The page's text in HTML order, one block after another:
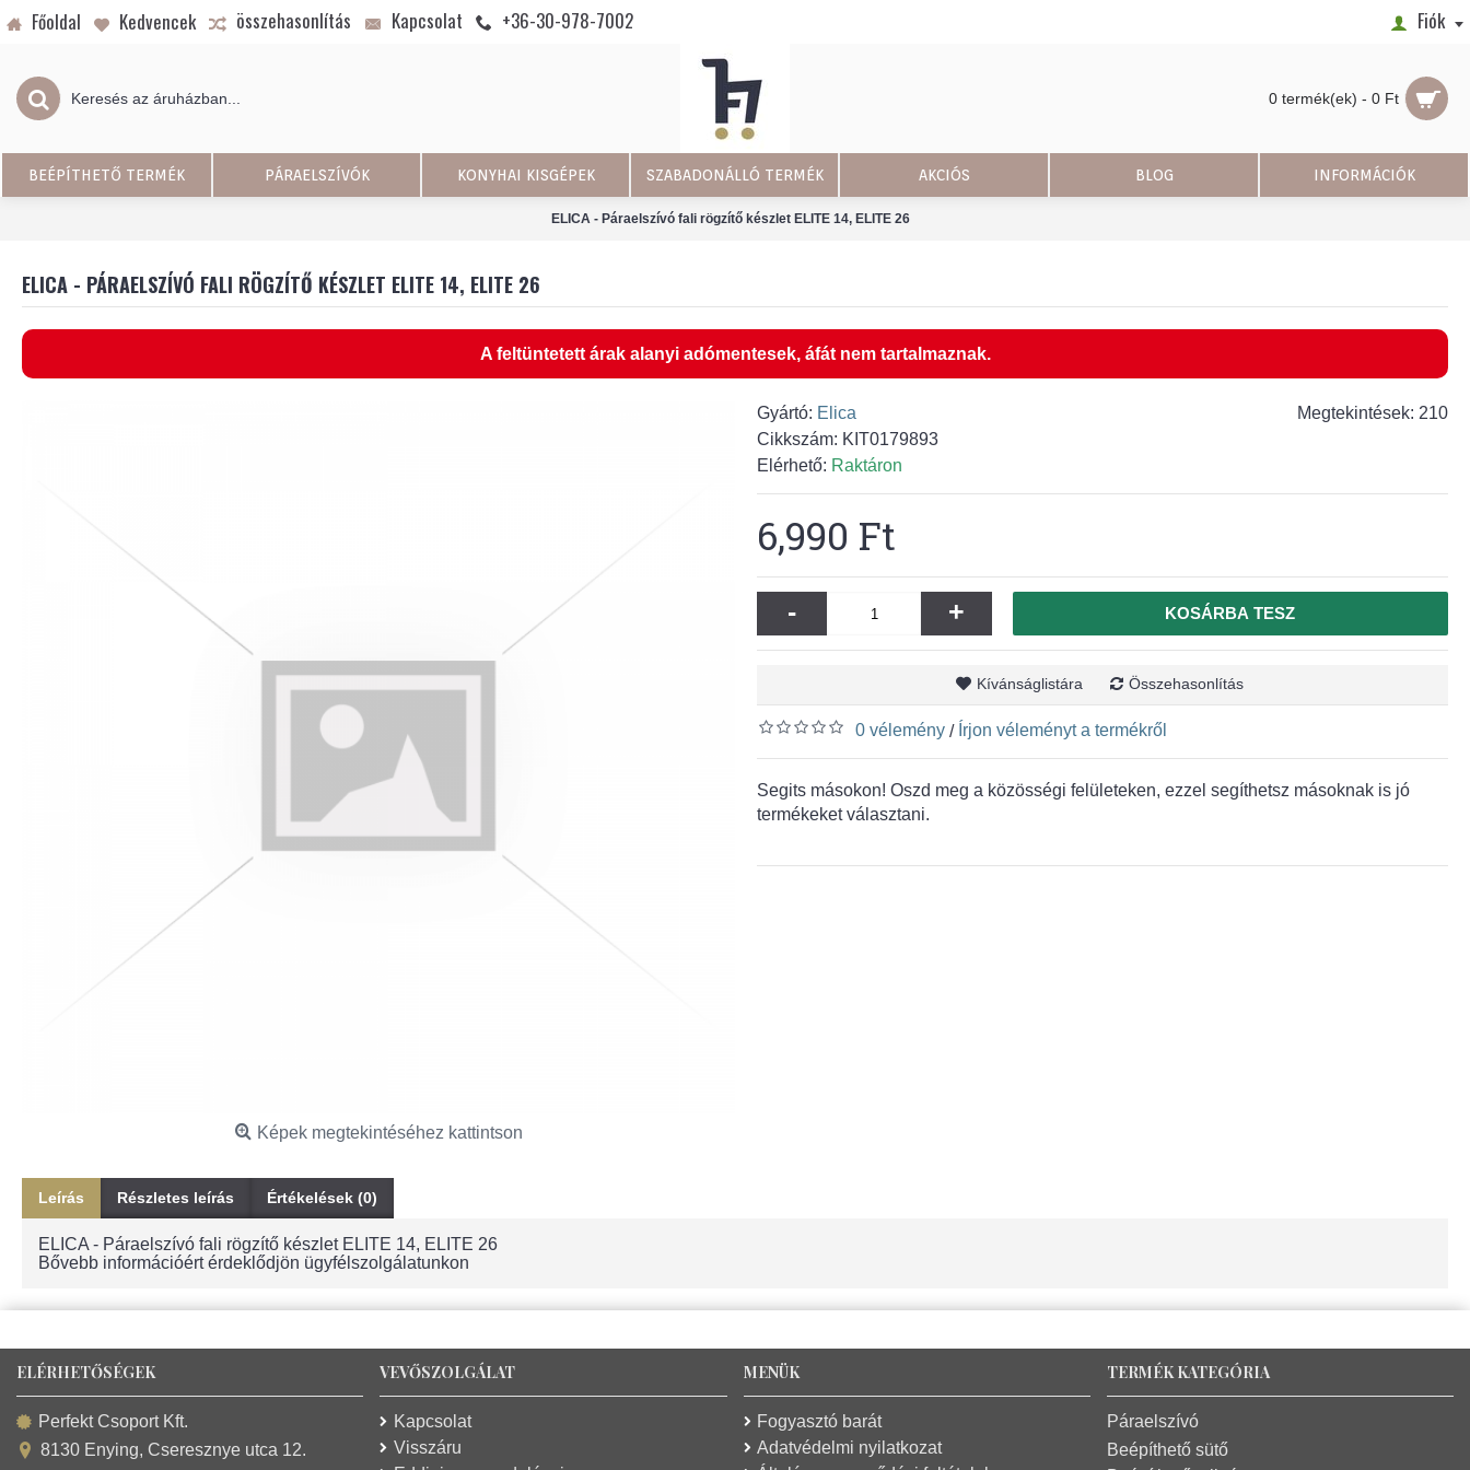
Főoldal Kedvencek összehasonlítás Kapcsolat +36-30-978-7002 Fiók
0 termék(ek) - 0 Ft
BEÉPÍTHETŐ TERMÉK PÁRAELSZÍVÓK KONYHAI KISGÉPEK SZABADONÁLLÓ TERMÉK AKCIÓS BLOG INFORMÁCIÓK
ELICA - Páraelszívó fali rögzítő készlet ELITE 14, ELITE 26
ELICA - PÁRAELSZÍVÓ FALI RÖGZÍTŐ KÉSZLET ELITE 14, ELITE 26
A feltüntetett árak alanyi adómentesek, áfát nem tartalmaznak.
Képek megtekintéséhez kattintson
Megtekintések: 210
Gyártó: Elica
Cikkszám: KIT0179893
Elérhető: Raktáron
6,990 Ft
- + KOSÁRBA TESZ
Kívánságlistára Összehasonlítás
0 vélemény / Írjon véleményt a termékről
Segits másokon! Oszd meg a közösségi felületeken, ezzel segíthetsz másoknak is jó
termékeket választani.
Leírás Részletes leírás Értékelések (0)
ELICA - Páraelszívó fali rögzítő készlet ELITE 14, ELITE 26
Bővebb információért érdeklődjön ügyfélszolgálatunkon
ELÉRHETŐSÉGEK
Perfekt Csoport Kft.
8130 Enying, Cseresznye utca 12.
VEVŐSZOLGÁLAT
Kapcsolat
Visszáru
MENÜK
Fogyasztó barát
Adatvédelmi nyilatkozat
TERMÉK KATEGÓRIA
Páraelszívó
Beépíthető sütő